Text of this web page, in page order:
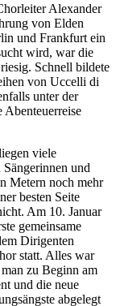
Alexander
von Elden
und Frankfurt ein
wird, war die
Schnell bildete
von Uccelli di
unter der
viele
und
Metern noch mehr
besten Seite
Am 10. Januar
gemeinsame
Dirigenten
statt. Alles war
zu Beginn am
und die neue
abgelegt